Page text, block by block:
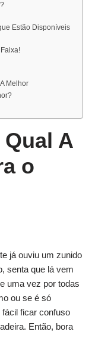
Estão Disponíveis
Melhor
Qual A
o
já ouviu um zunido
senta que lá vem
uma vez por todas
ou se é só
ficar confuso
Então, bora